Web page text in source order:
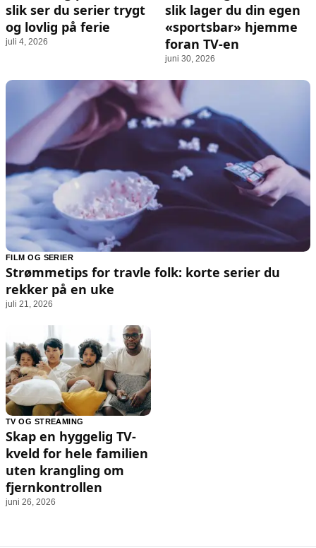
slik ser du serier trygt
og lovlig på ferie
juli 4, 2026
slik lager du din egen
«sportsbar» hjemme
foran TV-en
juni 30, 2026
FILM OG SERIER
Strømmetips for travle folk: korte serier du
rekker på en uke
juli 21, 2026
TV OG STREAMING
Skap en hyggelig TV-
kveld for hele familien
uten krangling om
fjernkontrollen
juni 26, 2026